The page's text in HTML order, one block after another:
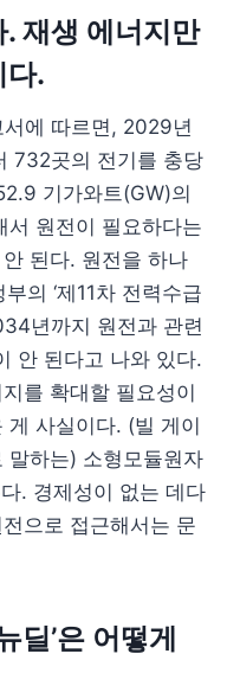
재생 에너지만
다.
서에 따르면, 2029년
732곳의 전기를 충당
기가와트(GW)의
서 원전이 필요하다는
된다. 원전을 하나
의 ‘제11차 전력수급
년까지 원전과 관련
안 된다고 나와 있다.
를 확대할 필요성이
사실이다. (빌 게이
말하는) 소형모듈원자
. 경제성이 없는 데다
으로 접근해서는 문
딜’은 어떻게